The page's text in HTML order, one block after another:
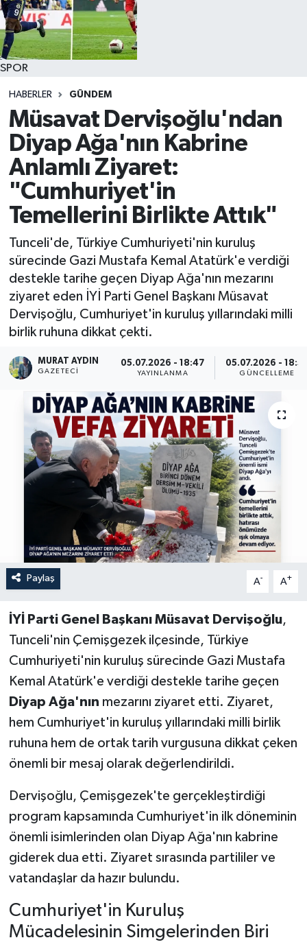
SPOR
HABERLER GÜNDEM
Müsavat Dervişoğlu'ndan
Diyap Ağa'nın Kabrine
Anlamlı Ziyaret:
"Cumhuriyet'in
Temellerini Birlikte Attık"
Tunceli'de, Türkiye Cumhuriyeti'nin kuruluş
sürecinde Gazi Mustafa Kemal Atatürk'e verdiği
destekle tarihe geçen Diyap Ağa'nın mezarını
ziyaret eden İYİ Parti Genel Başkanı Müsavat
Dervişoğlu, Cumhuriyet'in kuruluş yıllarındaki milli
birlik ruhuna dikkat çekti.
MURAT AYDIN
GAZETECI
05.07.2026 - 18:47
YAYINLANMA
05.07.2026 -
GÜNCELLEME
Paylaş A- A+
İYİ Parti Genel Başkanı Müsavat Dervişoğlu,
Tunceli'nin Çemişgezek ilçesinde, Türkiye
Cumhuriyeti'nin kuruluş sürecinde Gazi Mustafa
Kemal Atatürk'e verdiği destekle tarihe geçen
Diyap Ağa'nın mezarını ziyaret etti. Ziyaret,
hem Cumhuriyet'in kuruluş yıllarındaki milli birlik
ruhuna hem de ortak tarih vurgusuna dikkat çeken
önemli bir mesaj olarak değerlendirildi.
Dervişoğlu, Çemişgezek'te gerçekleştirdiği
program kapsamında Cumhuriyet'in ilk döneminin
önemli isimlerinden olan Diyap Ağa'nın kabrine
giderek dua etti. Ziyaret sırasında partililer ve
vatandaşlar da hazır bulundu.
Cumhuriyet'in Kuruluş
Mücadelesinin Simgelerinden Biri